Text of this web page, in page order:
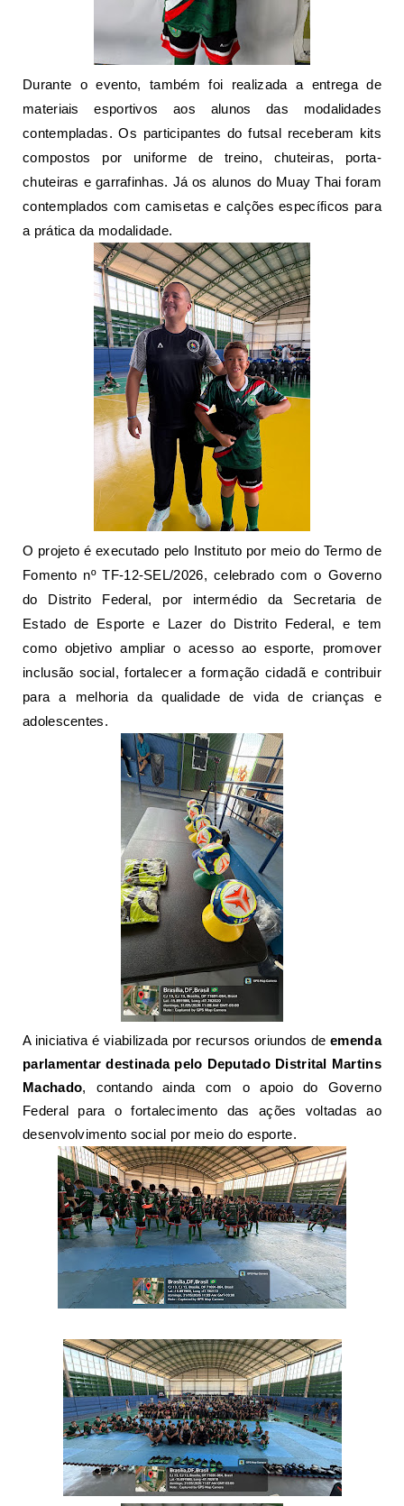
Durante o evento, também foi realizada a entrega de
materiais esportivos aos alunos das modalidades
contempladas. Os participantes do futsal receberam kits
compostos por uniforme de treino, chuteiras, porta-
chuteiras e garrafinhas. Já os alunos do Muay Thai foram
contemplados com camisetas e calções específicos para
a prática da modalidade.
O projeto é executado pelo Instituto por meio do Termo de
Fomento nº TF-12-SEL/2026, celebrado com o Governo
do Distrito Federal, por intermédio da Secretaria de
Estado de Esporte e Lazer do Distrito Federal, e tem
como objetivo ampliar o acesso ao esporte, promover
inclusão social, fortalecer a formação cidadã e contribuir
para a melhoria da qualidade de vida de crianças e
adolescentes.
A iniciativa é viabilizada por recursos oriundos deemenda
parlamentar destinada pelo Deputado Distrital Martins
Machado, contando ainda com o apoio do Governo
Federal para o fortalecimento das ações voltadas ao
desenvolvimento social por meio do esporte.